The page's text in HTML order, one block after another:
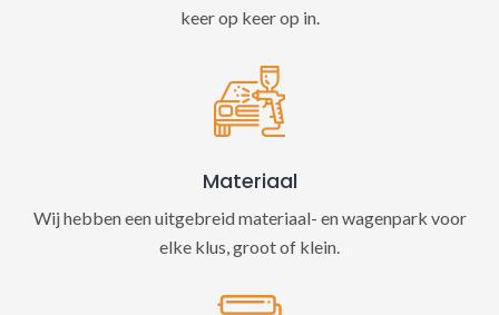
keer op keer op in.
Materiaal
Wij hebben een uitgebreid materiaal- en wagenpark voor
elke klus, groot of klein.